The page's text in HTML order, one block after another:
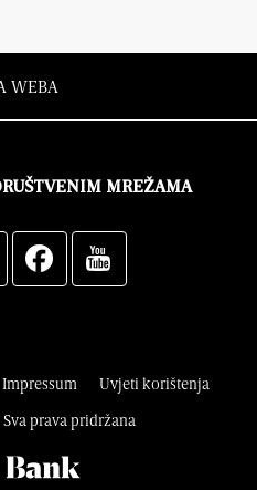
WEBA
MREŽAMA
prava pridržana
Impressum Uvjeti korištenja